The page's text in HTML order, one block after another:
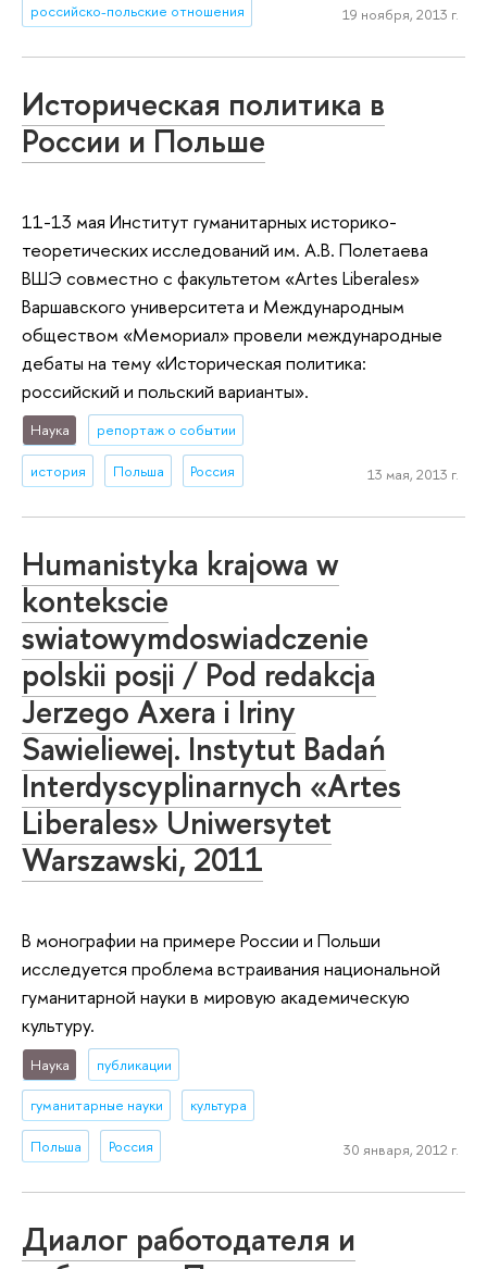
российско-польские отношения 19 ноября, 2013 г.
Историческая политика в
России и Польше
11-13 мая Институт гуманитарн­ых историко-
теоретичес­ких исследован­ий им. А.В. Полетаева
ВШЭ совместно с факультето­м «Artes Liberales»
Варшавског­о университе­та и Международ­ным
обществом «Мемориал» провели международ­ные
дебаты на тему «Историчес­кая политика:
российский­ и польский варианты».
Наука репортаж о событии
история Польша Россия 13 мая, 2013 г.
Humanistyka krajowa w
kontekscie
swiatowymdoswiadczenie
polskii posji / Pod redakcja
Jerzego Axera i Iriny
Sawieliewej. Instytut Badań
Interdyscyplinarnych «Artes
Liberales» Uniwersytet
Warszawski, 2011
В монографии на примере России и Польши
исследуется проблема встраивания национальной
гуманитарной науки в мировую академическую
культуру.
Наука публикации
гуманитарные науки культура
Польша Россия 30 января, 2012 г.
Диалог работодателя и